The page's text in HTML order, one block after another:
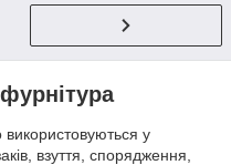
у
взуття, спорядження,